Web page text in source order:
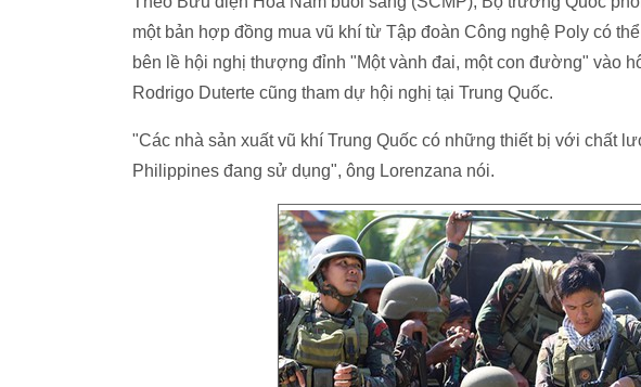
một bản hợp đồng mua vũ khí từ Tập đoàn Công nghệ Poly có
bên lề hội nghị thượng đỉnh "Một vành đai, một con đường" vào
Rodrigo Duterte cũng tham dự hội nghị tại Trung Quốc.
"Các nhà sản xuất vũ khí Trung Quốc có những thiết bị với chất
Philippines đang sử dụng", ông Lorenzana nói.